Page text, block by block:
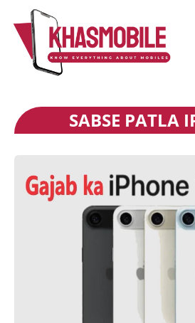
content
SABSE PATLA